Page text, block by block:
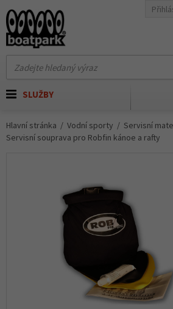
SLUŽBY
Hlavní stránka Vodní sporty Servisní
Servisní souprava pro Robfin kánoe a rafty